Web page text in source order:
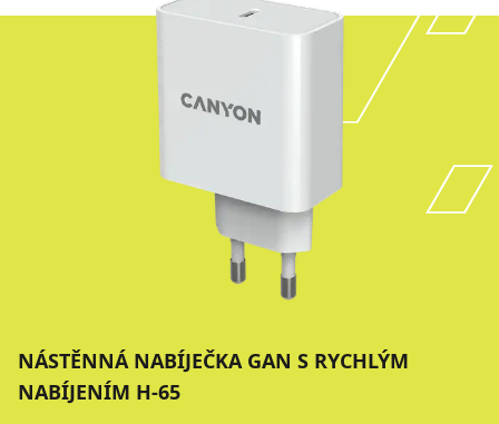
NÁSTĚNNÁ NABÍJEČKA GAN S RYCHLÝM
NABÍJENÍM H-65